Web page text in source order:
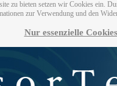
zu bieten setzen wir Cookies ein.
zur Verwendung und den
Nur essenzielle